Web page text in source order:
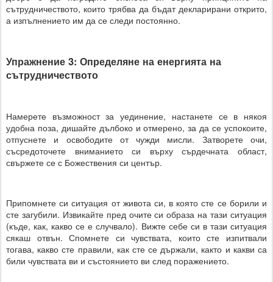
сътрудничеството, които трябва да бъдат декларирани открито,
а изпълнението им да се следи постоянно.
Упражнение 3: Определяне на енергията на
сътрудничеството
Намерете възможност за уединение, настанете се в някоя
удобна поза, дишайте дълбоко и отмерено, за да се успокоите,
отпуснете и освободите от чужди мисли. Затворете очи,
съсредоточете вниманието си върху сърдечната област,
свържете се с Божествения си център.
Припомнете си ситуация от живота си, в която сте се борили и
сте загубили. Извикайте пред очите си образа на тази ситуация
(къде, как, какво се е случвало). Вижте себе си в тази ситуация
сякаш отвън. Спомнете си чувствата, които сте изпитвали
тогава, какво сте правили, как сте се държали, както и какви са
били чувствата ви и състоянието ви след поражението.